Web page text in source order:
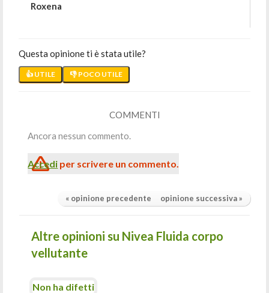
Roxena
Questa opinione ti è stata utile?
👍 UTILE 👎 POCO UTILE
COMMENTI
Ancora nessun commento.
Accedi per scrivere un commento.
« opinione precedente opinione successiva »
Altre opinioni su Nivea Fluida corpo
vellutante
Non ha difetti